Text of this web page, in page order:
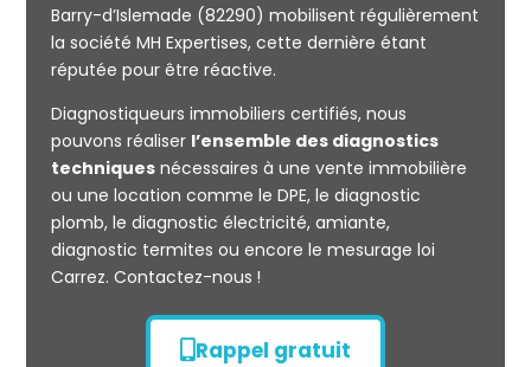
Mesurage
CARREZ
Barry-d’Islemade (82290) mobilisent régulièrement
la société MH Expertises, cette dernière étant
réputée pour être réactive.
Diagnostiqueurs immobiliers certifiés, nous
pouvons réaliser l’ensemble des diagnostics
techniquesnécessaires à une vente immobilière
ou une location comme le DPE, le diagnostic
plomb, le diagnostic électricité, amiante,
diagnostic termites ou encore le mesurage loi
Carrez. Contactez-nous !
Rappel gratuit